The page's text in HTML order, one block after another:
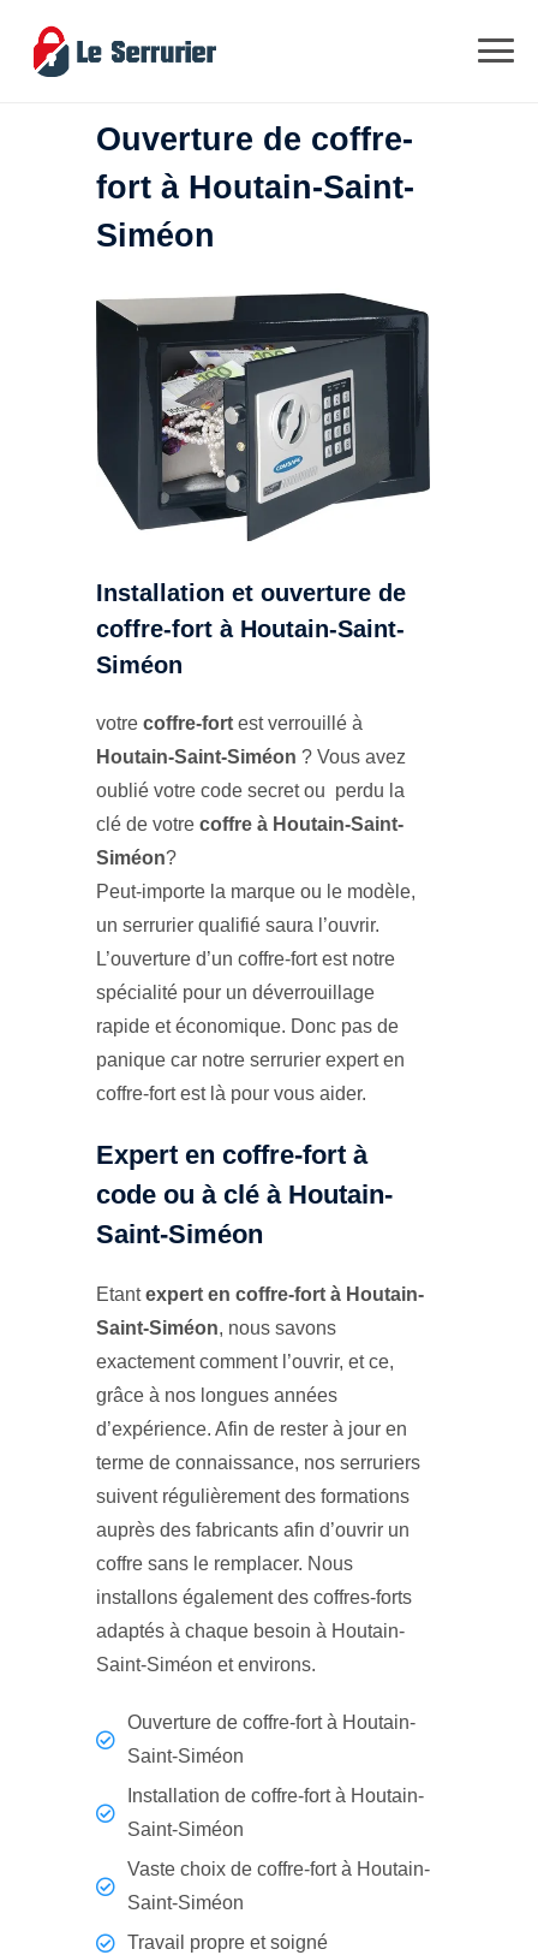
Ouverture de coffre-
fort à Houtain-Saint-
Siméon
Installation et ouverture de
coffre-fort à Houtain-Saint-
Siméon
votre coffre-fort est verrouillé à
Houtain-Saint-Siméon ? Vous avez
oublié votre code secret ou perdu la
clé de votre coffre à Houtain-Saint-
Siméon?
Peut-importe la marque ou le modèle,
un serrurier qualifié saura l’ouvrir.
L’ouverture d’un coffre-fort est notre
spécialité pour un déverrouillage
rapide et économique. Donc pas de
panique car notre serrurier expert en
coffre-fort est là pour vous aider.
Expert en coffre-fort à
code ou à clé à Houtain-
Saint-Siméon
Etantexpert en coffre-fort à Houtain-
Saint-Siméon, nous savons
exactement comment l’ouvrir, et ce,
grâce à nos longues années
d’expérience. Afin de rester à jour en
terme de connaissance, nos serruriers
suivent régulièrement des formations
auprès des fabricants afin d’ouvrir un
coffre sans le remplacer. Nous
installons également des coffres-forts
adaptés à chaque besoin à Houtain-
Saint-Siméon et environs.
Ouverture de coffre-fort à Houtain-
Saint-Siméon
Installation de coffre-fort à Houtain-
Saint-Siméon
Vaste choix de coffre-fort à Houtain-
Saint-Siméon
Travail propre et soigné